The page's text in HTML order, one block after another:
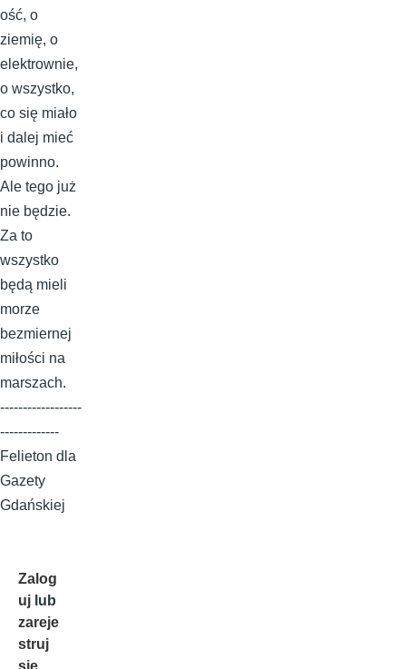
ość, o
ziemię, o
elektrownie,
o wszystko,
co się miało
i dalej mieć
powinno.
Ale tego już
nie będzie.
Za to
wszystko
będą mieli
morze
bezmiernej
miłości na
marszach.
------------------
-------------
Felieton dla
Gazety
Gdańskiej
Zalog
uj lub
zareje
struj